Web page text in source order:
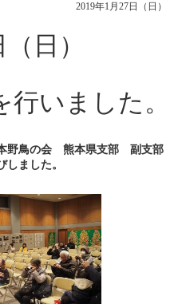
2019年1月27日（日）
日）
行いました。
野鳥の会 熊本県支部 副支部
しました。